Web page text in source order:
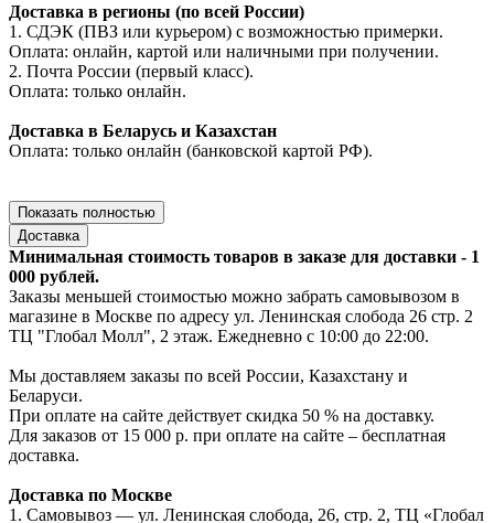
Доставка в регионы (по всей России)
1. СДЭК (ПВЗ или курьером) с возможностью примерки.
Оплата: онлайн, картой или наличными при получении.
2. Почта России (первый класс).
Оплата: только онлайн.
Доставка в Беларусь и Казахстан
Оплата: только онлайн (банковской картой РФ).
Показать полностью
Доставка
Минимальная стоимость товаров в заказе для доставки - 1
000 рублей.
Заказы меньшей стоимостью можно забрать самовывозом в
магазине в Москве по адресу ул. Ленинская слобода 26 стр. 2
ТЦ "Глобал Молл", 2 этаж. Ежедневно с 10:00 до 22:00.
Мы доставляем заказы по всей России, Казахстану и
Беларуси.
При оплате на сайте действует скидка 50 % на доставку.
Для заказов от 15 000 р. при оплате на сайте – бесплатная
доставка.
Доставка по Москве
1. Самовывоз — ул. Ленинская слобода, 26, стр. 2, ТЦ «Глобал